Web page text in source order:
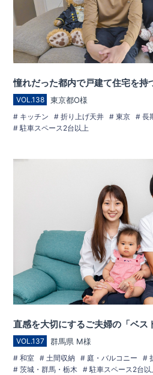
憧れだった都内で戸建て住宅を持
VOL.138 東京都O様
キッチン 折り上げ天井 東京
長
駐車スペース2台以上
直感を大切にするご夫婦の「ベス
VOL.137 群馬県 M様
和室 土間収納 庭・バルコニー
茨城・群馬・栃木
駐車スペース2台以